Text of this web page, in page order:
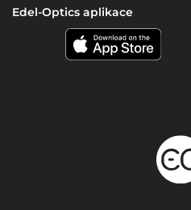
Edel-Optics aplikace